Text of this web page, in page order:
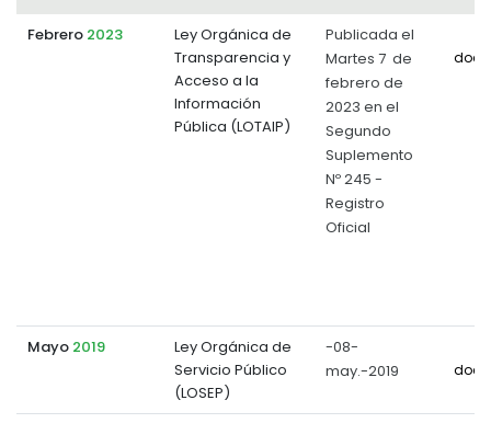
Febrero 2023
Ley Orgánica de
Transparencia y
Acceso a la
Información
Pública (LOTAIP)
Publicada el
Martes 7 de
febrero de
2023 en el
Segundo
Suplemento
Nº 245 -
Registro
Oficial
Mayo 2019
Ley Orgánica de
Servicio Público
(LOSEP)
-08-
may.-2019